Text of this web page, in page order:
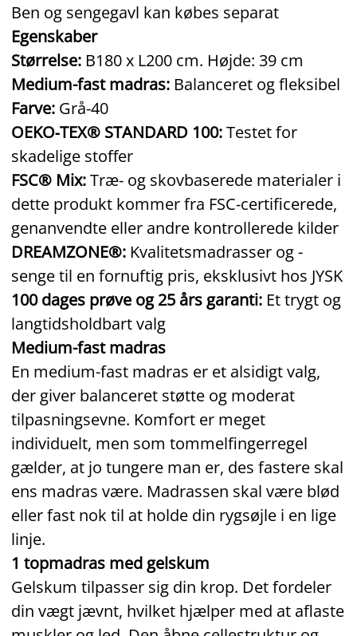
Ben og sengegavl kan købes separat
Egenskaber
Størrelse: B180 x L200 cm. Højde: 39 cm
Medium-fast madras: Balanceret og fleksibel
Farve: Grå‑40
OEKO‑TEX® STANDARD 100:Testet for
skadelige stoffer
FSC® Mix:Træ‑ og skovbaserede materialer i
dette produkt kommer fra FSC‑certificerede,
genanvendte eller andre kontrollerede kilder
DREAMZONE®: Kvalitetsmadrasser og -
senge til en fornuftig pris, eksklusivt hos JYSK
100 dages prøve og 25 års garanti: Et trygt og
langtidsholdbart valg
Medium-fast madras
En medium-fast madras er et alsidigt valg,
der giver balanceret støtte og moderat
tilpasningsevne. Komfort er meget
individuelt, men som tommelfingerregel
gælder, at jo tungere man er, des fastere skal
ens madras være. Madrassen skal være blød
eller fast nok til at holde din rygsøjle i en lige
linje.
1 topmadras med gelskum
Gelskum tilpasser sig din krop. Det fordeler
din vægt jævnt, hvilket hjælper med at aflaste